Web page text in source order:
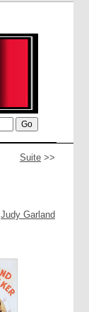
Suite >>
Judy Garland